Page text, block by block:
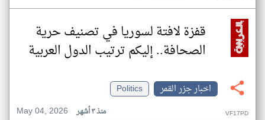
قفزة لافتة لسوريا في تصنيف حرية
الصحافة.. إليكم ترتيب الدول العربية
اخبار جزر القمر
Politics
May 04, 2026
منذ ٣ أشهر VF17PD